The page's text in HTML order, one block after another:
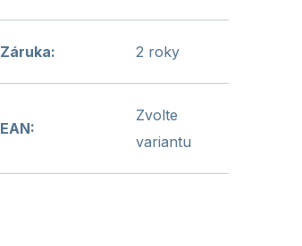
Záruka: 2 roky
EAN:
Zvolte
variantu